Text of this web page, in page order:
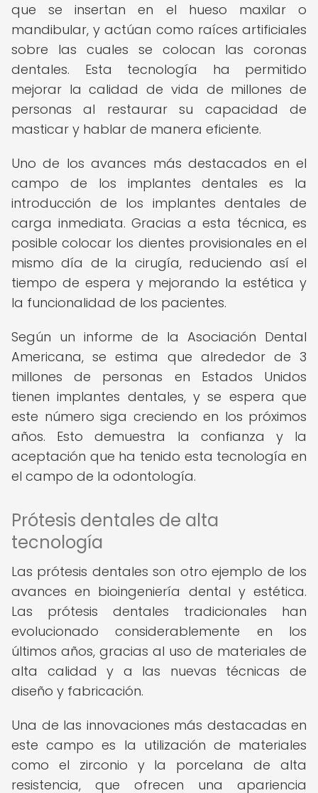
que se insertan en el hueso maxilar o
mandibular, y actúan como raíces artificiales
sobre las cuales se colocan las coronas
dentales. Esta tecnología ha permitido
mejorar la calidad de vida de millones de
personas al restaurar su capacidad de
masticar y hablar de manera eficiente.
Uno de los avances más destacados en el
campo de los implantes dentales es la
introducción de los implantes dentales de
carga inmediata. Gracias a esta técnica, es
posible colocar los dientes provisionales en el
mismo día de la cirugía, reduciendo así el
tiempo de espera y mejorando la estética y
la funcionalidad de los pacientes.
Según un informe de la Asociación Dental
Americana, se estima que alrededor de 3
millones de personas en Estados Unidos
tienen implantes dentales, y se espera que
este número siga creciendo en los próximos
años. Esto demuestra la confianza y la
aceptación que ha tenido esta tecnología en
el campo de la odontología.
Prótesis dentales de alta
tecnología
Las prótesis dentales son otro ejemplo de los
avances en bioingeniería dental y estética.
Las prótesis dentales tradicionales han
evolucionado considerablemente en los
últimos años, gracias al uso de materiales de
alta calidad y a las nuevas técnicas de
diseño y fabricación.
Una de las innovaciones más destacadas en
este campo es la utilización de materiales
como el zirconio y la porcelana de alta
resistencia, que ofrecen una apariencia